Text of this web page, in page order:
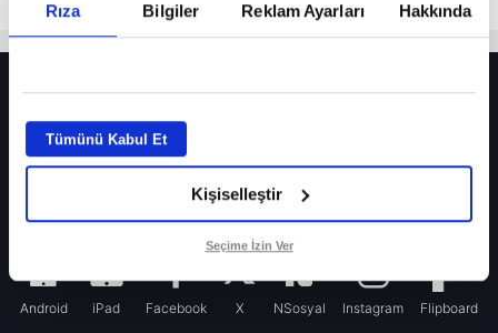
Rıza Bilgiler Reklam Ayarları Hakkında
Tümünü Kabul Et
Kişiselleştir
Seçime İzin Ver
Fenerbahçe’de sürpriz ayrılık ihtimali! Devre arasında gelmişti
Fenerbahçe’nin yeni transferi Mason Greenwood için olay sözler!
Galatasaray’da rota yeniden Thiago Almada!
Android iPad Facebook X NSosyal Instagram Flipboard